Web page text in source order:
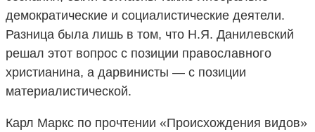
демократические и социалистические деятели.
Разница была лишь в том, что Н.Я. Данилевский
решал этот вопрос с позиции православного
христианина, а дарвинисты — с позиции
материалистической.
Карл Маркс по прочтении «Происхождения видов»